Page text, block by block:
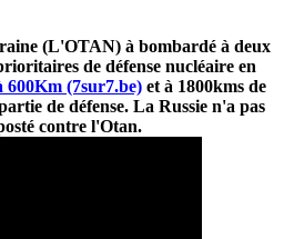
(L'OTAN) à bombardé à deux
de défense nucléaire en
600Km (7sur7.be)et à 1800kms de
de défense. La Russie n'a pas
contre l'Otan.